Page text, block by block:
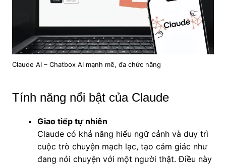
Claude AI – Chatbox AI mạnh mẽ, đa chức năng
Tính năng nổi bật của Claude
Giao tiếp tự nhiên
Claude có khả năng hiểu ngữ cảnh và duy trì
cuộc trò chuyện mạch lạc, tạo cảm giác như
đang nói chuyện với một người thật. Điều này